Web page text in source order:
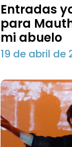
Entradas
para
mi abuelo
19 de abril de